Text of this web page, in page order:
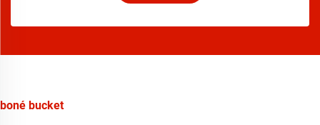
boné bucket